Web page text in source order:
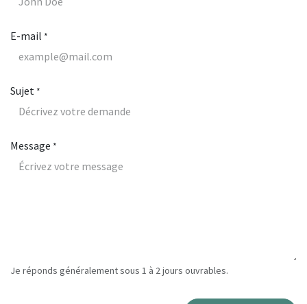
E-mail *
Sujet *
Message *
Je réponds généralement sous 1 à 2 jours ouvrables.